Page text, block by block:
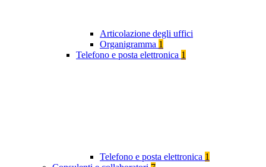
Articolazione degli uffici
Organigramma 1
Telefono e posta elettronica 1
Telefono e posta elettronica 1